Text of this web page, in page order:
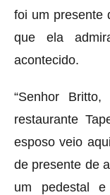
foi um presente
que ela
acontecido.
“Senhor
restaurante
esposo veio
de presente de
um pedestal